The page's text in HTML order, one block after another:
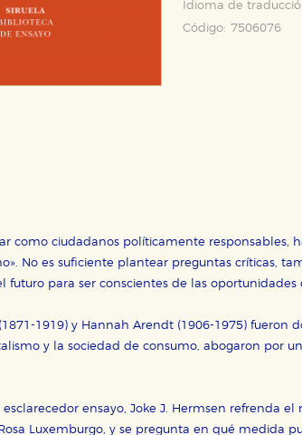
Idioma de
Código: 7506076
como ciudadanos políticamente responsables,
No es suficiente plantear preguntas críticas,
futuro para ser conscientes de las oportunidades
1919) y Hannah Arendt (1906-1975) fueron
y la sociedad de consumo, abogaron por
esclarecedor ensayo, Joke J. Hermsen refrenda
Luxemburgo, y se pregunta en qué medida
DE COOKIES
son necesarias para que nuestro sitio web
el navegador, pero en ese caso es
rendimiento y analíticas
de servicios para que no tenga que
anónima.